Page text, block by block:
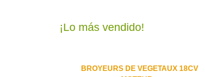
¡Lo más vendido!
BROYEURS DE VEGETAUX 18CV